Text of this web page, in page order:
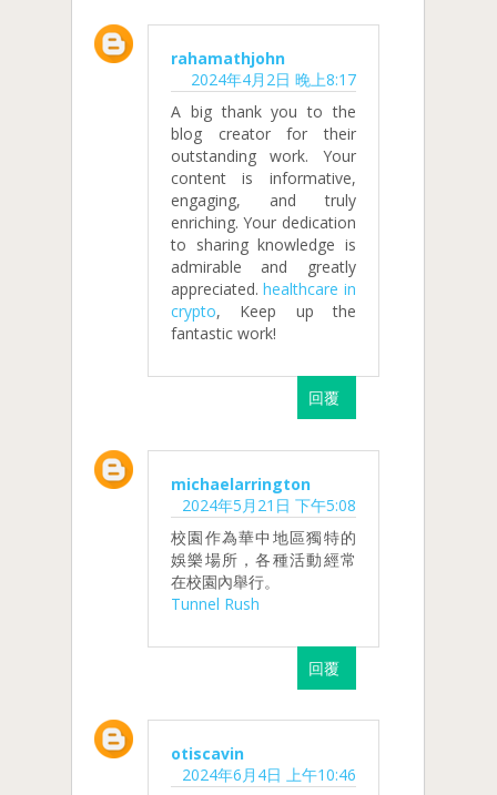
rahamathjohn
2024年4月2日 晚上8:17
A big thank you to the
blog creator for their
outstanding work. Your
content is informative,
engaging, and truly
enriching. Your dedication
to sharing knowledge is
admirable and greatly
appreciated.healthcare in
crypto, Keep up the
fantastic work!
回覆
michaelarrington
2024年5月21日 下午5:08
校園作為華中地區獨特的
娛樂場所，各種活動經常
在校園內舉行。
Tunnel Rush
回覆
otiscavin
2024年6月4日 上午10:46